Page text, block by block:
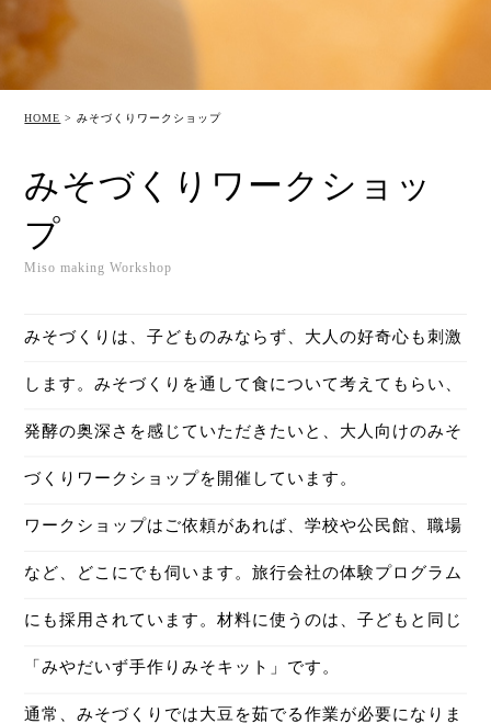
HOME >みそづくりワークショップ
みそづくりワークショッ
プ
Miso making Workshop
みそづくりは、子どものみならず、大人の好奇心も刺激
します。みそづくりを通して食について考えてもらい、
発酵の奥深さを感じていただきたいと、大人向けのみそ
づくりワークショップを開催しています。
ワークショップはご依頼があれば、学校や公民館、職場
など、どこにでも伺います。旅行会社の体験プログラム
にも採用されています。材料に使うのは、子どもと同じ
「みやだいず手作りみそキット」です。
通常、みそづくりでは大豆を茹でる作業が必要になりま